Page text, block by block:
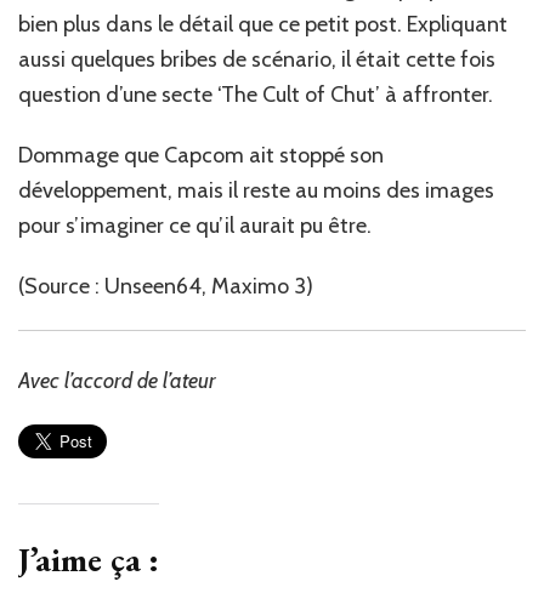
bien plus dans le détail que ce petit post. Expliquant
aussi quelques bribes de scénario, il était cette fois
question d’une secte ‘The Cult of Chut’ à affronter.
Dommage que Capcom ait stoppé son
développement, mais il reste au moins des images
pour s’imaginer ce qu’il aurait pu être.
(Source : Unseen64, Maximo 3)
Avec l’accord de l’ateur
J’aime ça :